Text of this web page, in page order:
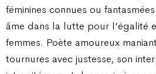
féminines connues ou
âme dans la lutte pour l’égalité
femmes. Poète amoureux
tournures avec justesse, son